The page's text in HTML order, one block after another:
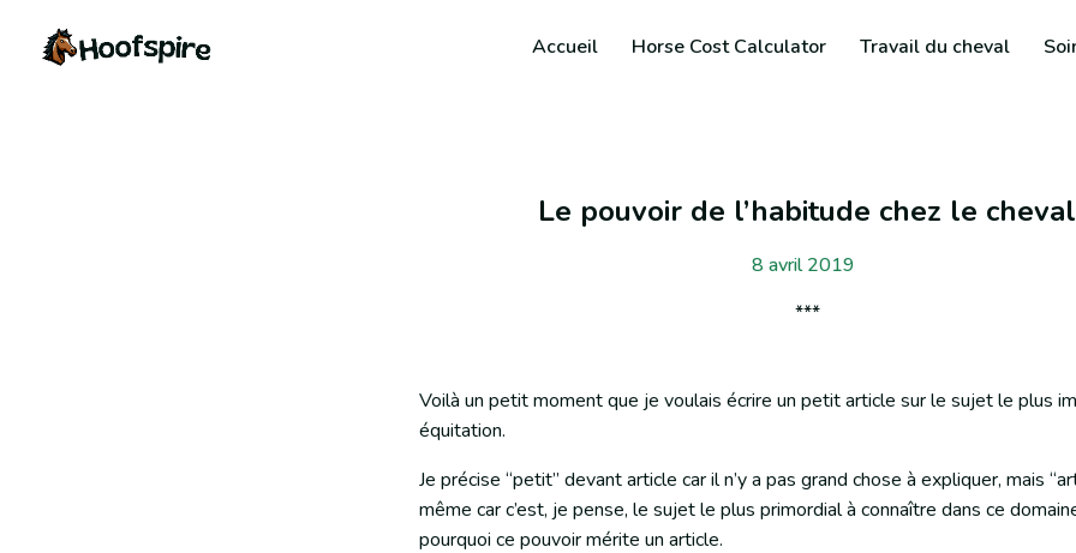
Accueil Horse Cost Calculator Travail du cheval
Le pouvoir de l’habitude chez le cheval
8 avril 2019
Voilà un petit moment que je voulais écrire un petit article sur le sujet le plus
équitation.
Je précise “petit” devant article car il n’y a pas grand chose à expliquer, mais
même car c’est, je pense, le sujet le plus primordial à connaître dans ce
pourquoi ce pouvoir mérite un article.